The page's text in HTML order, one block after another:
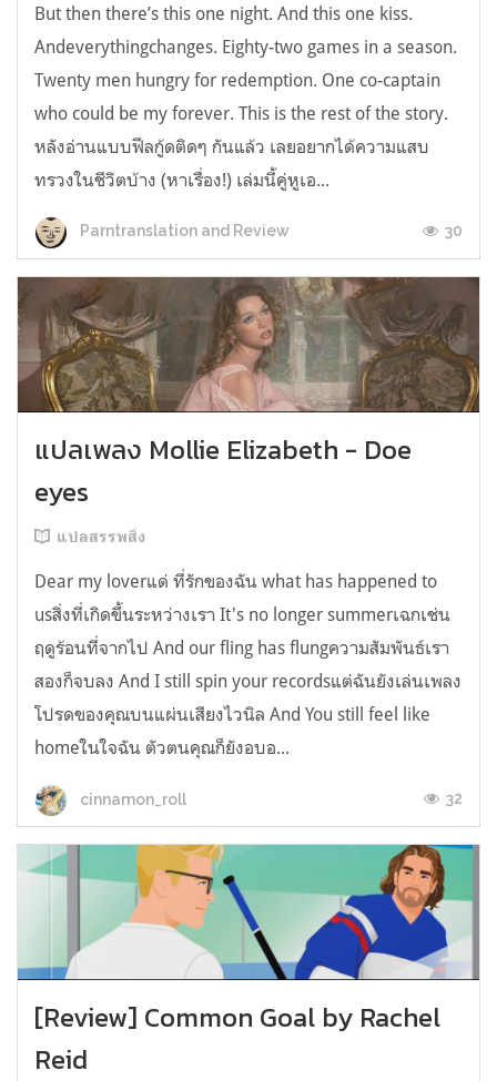
But then there’s this one night. And this one kiss.
Andeverythingchanges. Eighty-two games in a season.
Twenty men hungry for redemption. One co-captain
who could be my forever. This is the rest of the story.
หลังอ่านแบบฟีลกู้ดติดๆ กันแล้ว เลยอยากได้ความแสบ
ทรวงในชีวิตบ้าง (หาเรื่อง!) เล่มนี้คู่หูเอ...
Parntranslation and Review 30
แปลเพลง Mollie Elizabeth - Doe
eyes
แปลสรรพสิ่ง
Dear my loverแด่ ที่รักของฉัน what has happened to
usสิ่งที่เกิดขึ้นระหว่างเรา It's no longer summerเฉกเช่น
ฤดูร้อนที่จากไป And our fling has flungความสัมพันธ์เรา
สองก็จบลง And I still spin your recordsแต่ฉันยังเล่นเพลง
โปรดของคุณบนแผ่นเสียงไวนิล And You still feel like
homeในใจฉัน ตัวตนคุณก็ยังอบอ...
cinnamon_roll 32
[Review] Common Goal by Rachel
Reid